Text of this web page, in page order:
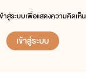
าสู่ระบบเพื่อแสดงความคิดเห็น
เข้าสู่ระบบ